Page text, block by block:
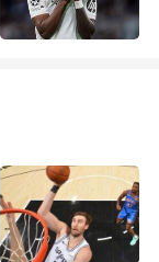
清楚，我还没
要去马德里赢
定是不小的打
老将，托马斯
在上赛季引进